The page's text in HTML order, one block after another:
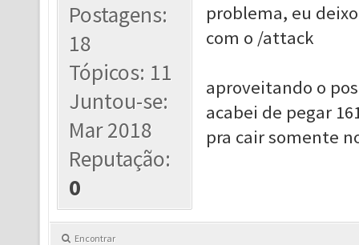
Postagens:
18
Tópicos: 11
Juntou-se:
Mar 2018
Reputação:
0
problema, eu
com o /attack
aproveitando o
acabei de pegar
pra cair somente
Encontrar